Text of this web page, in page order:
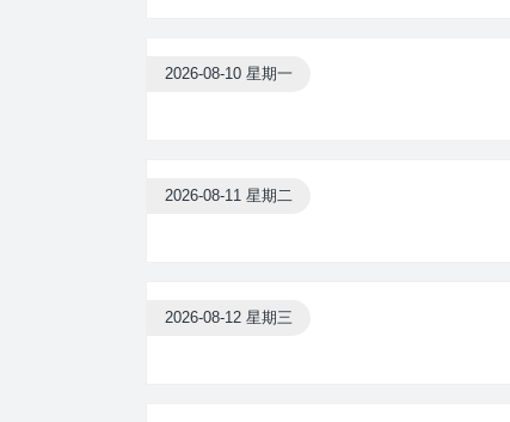
2026-08-10 星期一
2026-08-11 星期二
2026-08-12 星期三